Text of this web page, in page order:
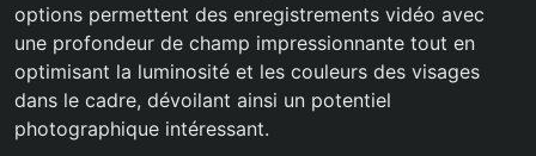
options permettent des enregistrements vidéo avec
une profondeur de champ impressionnante tout en
optimisant la luminosité et les couleurs des visages
dans le cadre, dévoilant ainsi un potentiel
photographique intéressant.